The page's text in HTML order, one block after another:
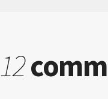
12